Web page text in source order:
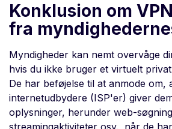
Konklusion om
fra
Myndigheder kan nemt overvåge
hvis du ikke bruger et virtuelt
De har beføjelse til at anmode om,
internetudbydere (ISP'er) giver
oplysninger, herunder web-